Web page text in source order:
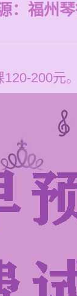
： 福州
200元。